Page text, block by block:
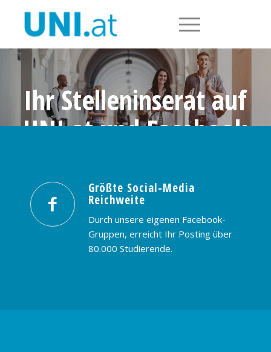
Ihr Stelleninserat auf
UNI.at und Facebook
PREISE & BUCHUNG KONTAKT
Größte Social-Media
Reichweite
Durch unsere eigenen Facebook-
Gruppen, erreicht Ihr Posting über
80.000 Studierende.